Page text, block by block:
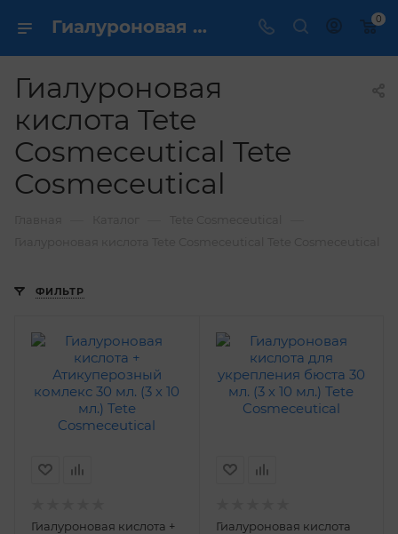
Гиалуроновая кислота Tete Cosmeceutical Tete Cosmeceutical купить недорого в Москве в интернет магазине Dermcare ✔️ 0
Гиалуроновая
кислота Tete
Cosmeceutical Tete
Cosmeceutical
ФИЛЬТР
Гиалуроновая кислота +
Гиалуроновая кислота